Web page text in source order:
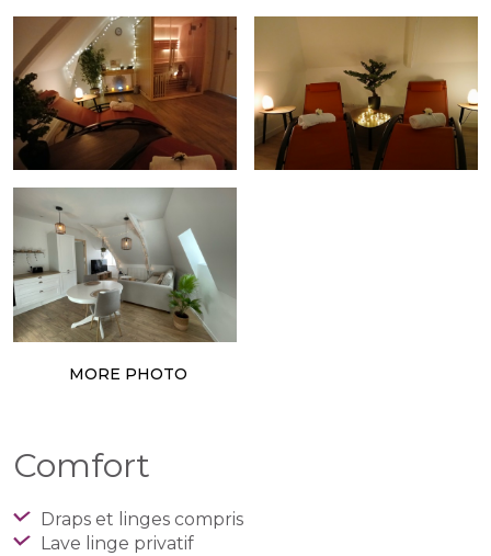
MORE PHOTO
Comfort
Draps et linges compris
Lave linge privatif